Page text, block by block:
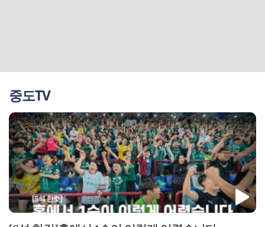
중도TV